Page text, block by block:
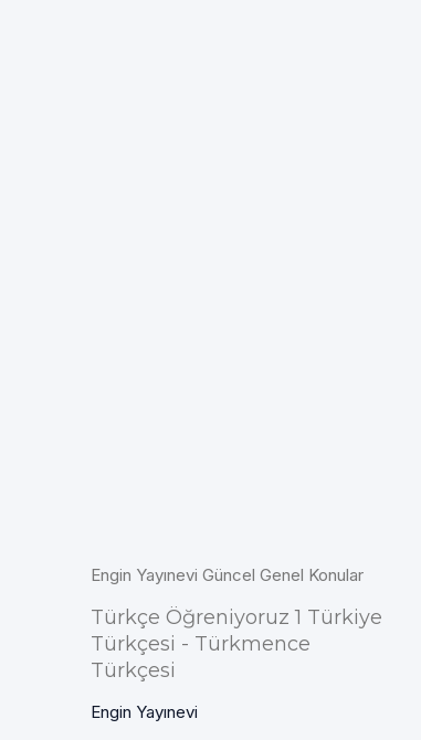
Engin Yayınevi Güncel Genel Konular
Türkçe Öğreniyoruz 1 Türkiye
Türkçesi - Türkmence
Türkçesi
Engin Yayınevi